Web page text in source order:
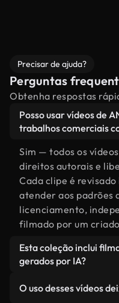
Precisar de ajuda?
Perguntas
Obtenha respostas
Posso usar vídeos de
trabalhos comerciais
Sim — todos os
direitos autorais e
Cada clipe é
atender aos padrões
licenciamento,
filmado por um
Esta coleção inclui
gerados por IA?
por filmagens reais,
O uso desses vídeos